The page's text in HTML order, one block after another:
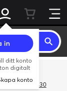
in
ditt konto
digitalt
konto
3Gives30